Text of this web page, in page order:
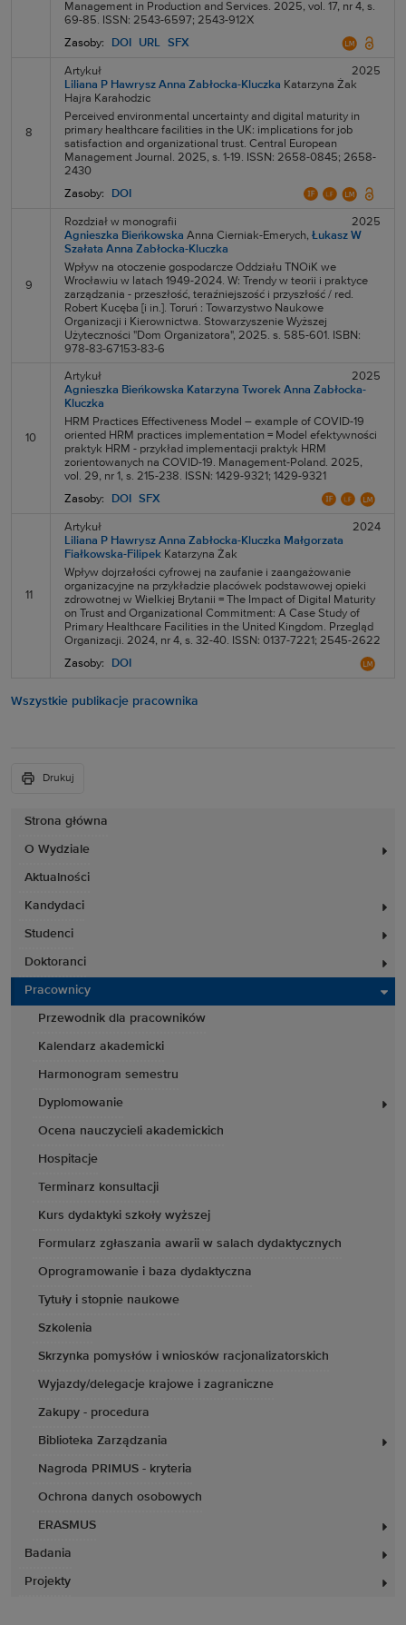
Strona główna
O Wydziale
Aktualności
Kandydaci
Studenci
Doktoranci
Pracownicy
Przewodnik dla pracowników
Kalendarz akademicki
Harmonogram semestru
Dyplomowanie
Ocena nauczycieli akademickich
Hospitacje
Terminarz konsultacji
Kurs dydaktyki szkoły wyższej
Formularz zgłaszania awarii w salach dydaktycznych
Oprogramowanie i baza dydaktyczna
Tytuły i stopnie naukowe
Szkolenia
Skrzynka pomysłów i wniosków racjonalizatorskich
Wyjazdy/delegacje krajowe i zagraniczne
Zakupy - procedura
Biblioteka Zarządzania
Nagroda PRIMUS - kryteria
Ochrona danych osobowych
ERASMUS
Badania
Projekty
Management in Production and Services. 2025, vol. 17, nr 4, s.
69-85. ISSN: 2543-6597; 2543-912X
Zasoby:
DOI URL SFX
8
Artykuł
2025
Liliana P Hawrysz Anna Zabłocka-Kluczka Katarzyna Żak
Hajra Karahodzic
Perceived environmental uncertainty and digital maturity in
primary healthcare facilities in the UK: implications for job
satisfaction and organizational trust. Central European
Management Journal. 2025, s. 1-19. ISSN: 2658-0845; 2658-
2430
Zasoby:
DOI
9
Rozdział w monografii
2025
Agnieszka Bieńkowska Anna Cierniak-Emerych, Łukasz W
Szałata Anna Zabłocka-Kluczka
Wpływ na otoczenie gospodarcze Oddziału TNOiK we
Wrocławiu w latach 1949-2024. W: Trendy w teorii i praktyce
zarządzania - przeszłość, teraźniejszość i przyszłość / red.
Robert Kucęba [i in.]. Toruń : Towarzystwo Naukowe
Organizacji i Kierownictwa. Stowarzyszenie Wyższej
Użyteczności "Dom Organizatora", 2025. s. 585-601. ISBN:
978-83-67153-83-6
10
Artykuł
2025
Agnieszka Bieńkowska Katarzyna Tworek Anna Zabłocka-
Kluczka
HRM Practices Effectiveness Model – example of COVID-19
oriented HRM practices implementation = Model efektywności
praktyk HRM - przykład implementacji praktyk HRM
zorientowanych na COVID-19. Management-Poland. 2025,
vol. 29, nr 1, s. 215-238. ISSN: 1429-9321; 1429-9321
Zasoby:
DOI SFX
11
Artykuł
2024
Liliana P Hawrysz Anna Zabłocka-Kluczka Małgorzata
Fiałkowska-Filipek Katarzyna Żak
Wpływ dojrzałości cyfrowej na zaufanie i zaangażowanie
organizacyjne na przykładzie placówek podstawowej opieki
zdrowotnej w Wielkiej Brytanii = The Impact of Digital Maturity
on Trust and Organizational Commitment: A Case Study of
Primary Healthcare Facilities in the United Kingdom. Przegląd
Organizacji. 2024, nr 4, s. 32-40. ISSN: 0137-7221; 2545-2622
Zasoby:
DOI
Wszystkie publikacje pracownika
Drukuj